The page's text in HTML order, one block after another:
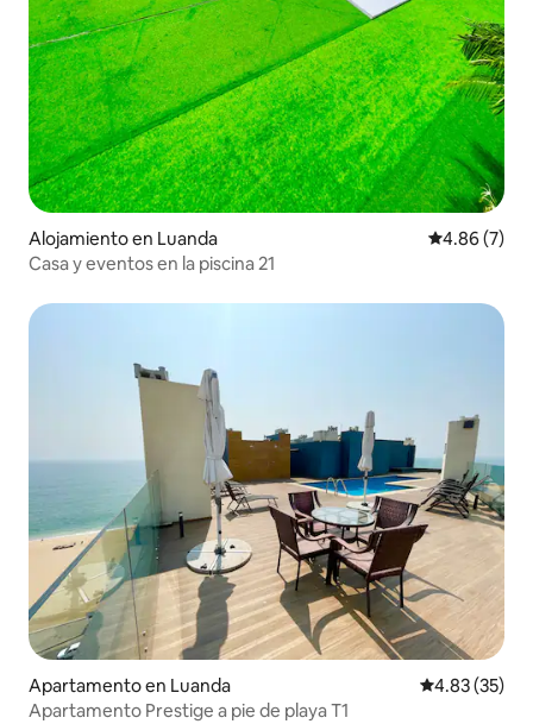
Alojamiento en Luanda Calificación
4.86 (7)
Casa y eventos en la piscina 21
Apartamento en Luanda Calificación
4.83 (35)
Apartamento Prestige a pie de playa T1